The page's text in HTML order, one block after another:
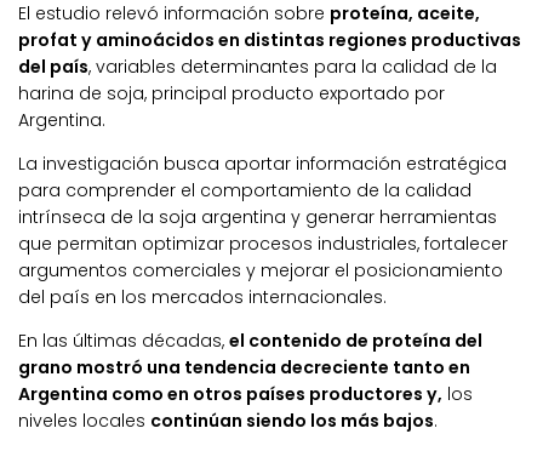
El estudio relevó información sobre proteína, aceite,
profat y aminoácidos en distintas regiones productivas
del país, variables determinantes para la calidad de la
harina de soja, principal producto exportado por
Argentina.
La investigación busca aportar información estratégica
para comprender el comportamiento de la calidad
intrínseca de la soja argentina y generar herramientas
que permitan optimizar procesos industriales, fortalecer
argumentos comerciales y mejorar el posicionamiento
del país en los mercados internacionales.
En las últimas décadas, el contenido de proteína del
grano mostró una tendencia decreciente tanto en
Argentina como en otros países productores y, los
niveles locales continúan siendo los más bajos.